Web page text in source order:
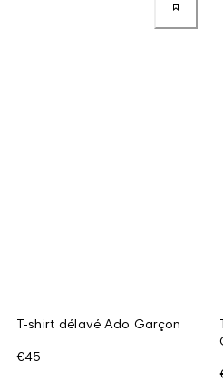
T-shirt délavé Ado Garçon
€45